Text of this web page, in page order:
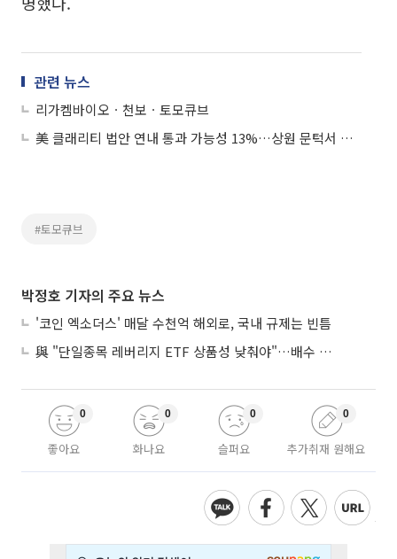
관련 뉴스
리가켐바이오ㆍ천보ㆍ토모큐브
美 클래리티 법안 연내 통과 가능성 13%…상원 문턱서 제동
#토모큐브
박정호 기자의 주요 뉴스
'코인 엑소더스' 매달 수천억 해외로, 국내 규제는 빈틈
與 "단일종목 레버리지 ETF 상품성 낮춰야"…배수 조정안도 거론
좋아요
0
화나요
0
슬퍼요
0
추가취재 원해요
0